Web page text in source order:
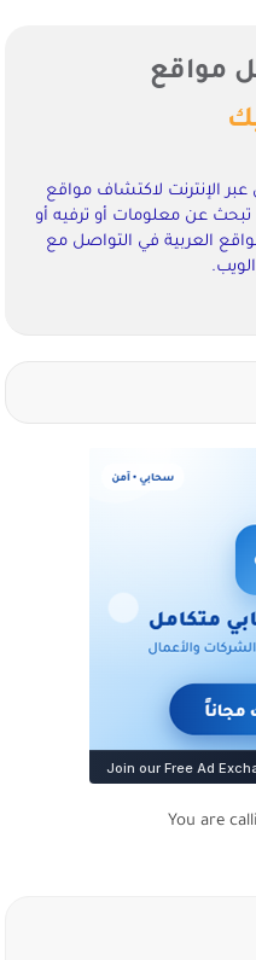
مواقع
الإنترنت لاكتشاف مواقع
عن معلومات أو ترفيه أو
العربية في التواصل مع
You are